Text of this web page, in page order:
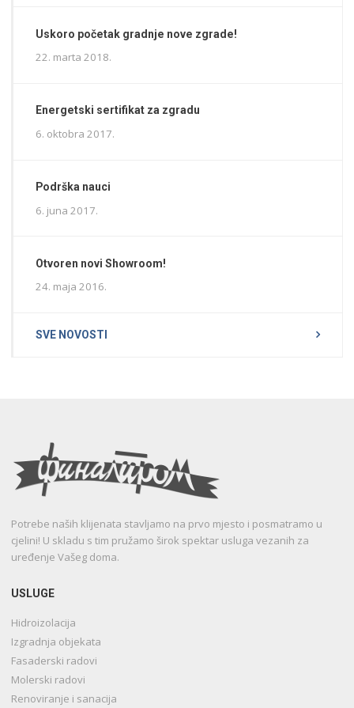
Uskoro početak gradnje nove zgrade!
22. marta 2018.
Energetski sertifikat za zgradu
6. oktobra 2017.
Podrška nauci
6. juna 2017.
Otvoren novi Showroom!
24. maja 2016.
SVE NOVOSTI
Potrebe naših klijenata stavljamo na prvo mjesto i posmatramo u
cjelini! U skladu s tim pružamo širok spektar usluga vezanih za
uređenje Vašeg doma.
USLUGE
Hidroizolacija
Izgradnja objekata
Fasaderski radovi
Molerski radovi
Renoviranje i sanacija